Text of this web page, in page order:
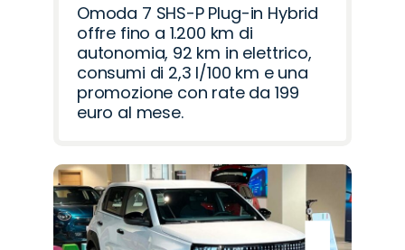
Omoda 7 SHS-P Plug-in Hybrid
offre fino a 1.200 km di
autonomia, 92 km in elettrico,
consumi di 2,3 l/100 km e una
promozione con rate da 199
euro al mese.